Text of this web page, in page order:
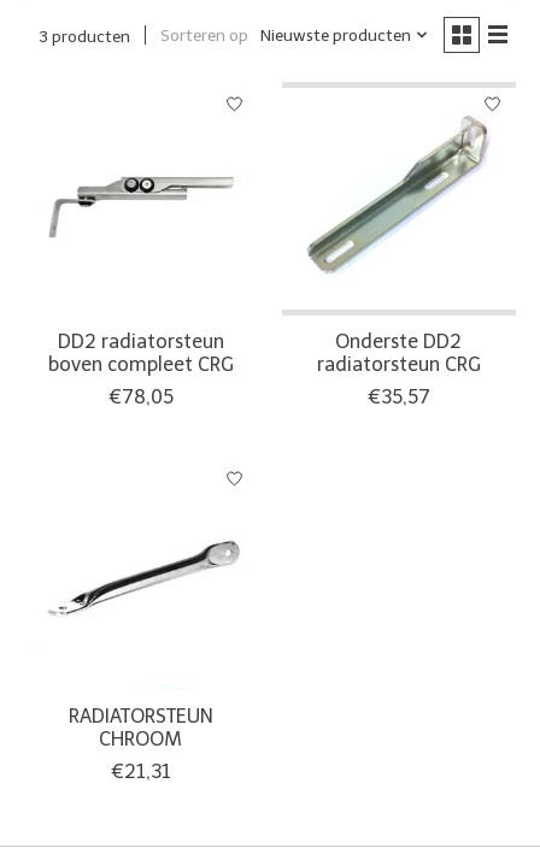
3 producten Sorteren op Nieuwste producten
DD2 radiatorsteun
boven compleet CRG
€78,05
Onderste DD2
radiatorsteun CRG
€35,57
RADIATORSTEUN
CHROOM
€21,31